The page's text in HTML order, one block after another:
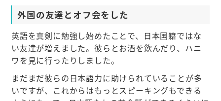
外国の友達とオフ会をした
英語を真剣に勉強し始めたことで、日本国籍ではな
い友達が増えました。彼らとお酒を飲んだり、ハニ
ワを見に行ったりしました。
まだまだ彼らの日本語力に助けられていることが多
いですが、これからはもっとスピーキングもできる